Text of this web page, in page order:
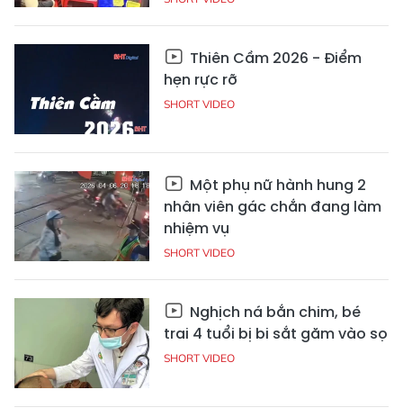
Thiên Cầm 2026 - Điểm
hẹn rực rỡ
SHORT VIDEO
Một phụ nữ hành hung 2
nhân viên gác chắn đang làm
nhiệm vụ
SHORT VIDEO
Nghịch ná bắn chim, bé
trai 4 tuổi bị bi sắt găm vào sọ
SHORT VIDEO